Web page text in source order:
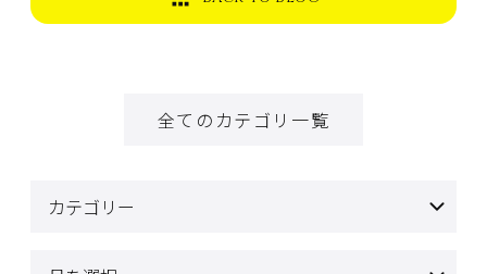
全てのカテゴリ一覧